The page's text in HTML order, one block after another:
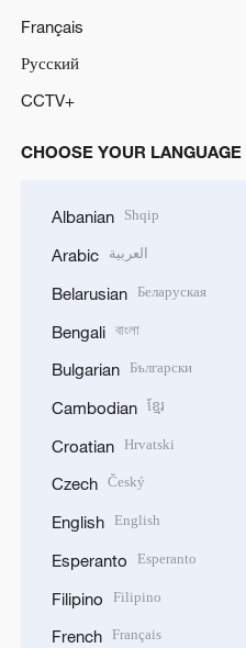
Français
Русский
CCTV+
CHOOSE YOUR LANGUAGE
Albanian Shqip
Arabic العربية
Belarusian Беларуская
Bengali বাংলা
Bulgarian Български
Cambodian ខ្មែរ
Croatian Hrvatski
Czech Český
English English
Esperanto Esperanto
Filipino Filipino
French Français